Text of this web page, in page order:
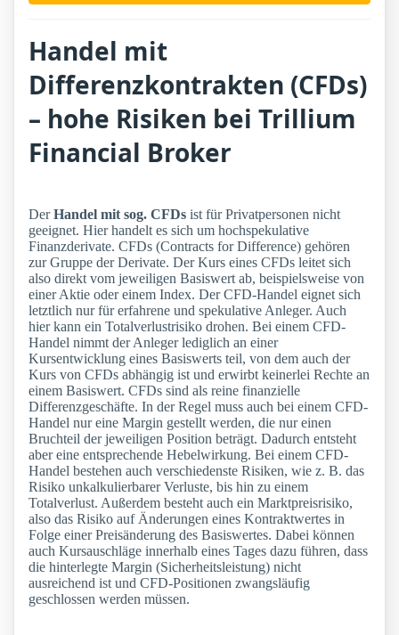
Handel mit
Differenzkontrakten (CFDs)
– hohe Risiken bei Trillium
Financial Broker
DerHandel mit sog. CFDs ist für Privatpersonen nicht
geeignet. Hier handelt es sich um hochspekulative
Finanzderivate. CFDs (Contracts for Difference) gehören
zur Gruppe der Derivate. Der Kurs eines CFDs leitet sich
also direkt vom jeweiligen Basiswert ab, beispielsweise von
einer Aktie oder einem Index. Der CFD-Handel eignet sich
letztlich nur für erfahrene und spekulative Anleger. Auch
hier kann ein Totalverlustrisiko drohen. Bei einem CFD-
Handel nimmt der Anleger lediglich an einer
Kursentwicklung eines Basiswerts teil, von dem auch der
Kurs von CFDs abhängig ist und erwirbt keinerlei Rechte an
einem Basiswert. CFDs sind als reine finanzielle
Differenzgeschäfte. In der Regel muss auch bei einem CFD-
Handel nur eine Margin gestellt werden, die nur einen
Bruchteil der jeweiligen Position beträgt. Dadurch entsteht
aber eine entsprechende Hebelwirkung. Bei einem CFD-
Handel bestehen auch verschiedenste Risiken, wie z. B. das
Risiko unkalkulierbarer Verluste, bis hin zu einem
Totalverlust. Außerdem besteht auch ein Marktpreisrisiko,
also das Risiko auf Änderungen eines Kontraktwertes in
Folge einer Preisänderung des Basiswertes. Dabei können
auch Kursauschläge innerhalb eines Tages dazu führen, dass
die hinterlegte Margin (Sicherheitsleistung) nicht
ausreichend ist und CFD-Positionen zwangsläufig
geschlossen werden müssen.